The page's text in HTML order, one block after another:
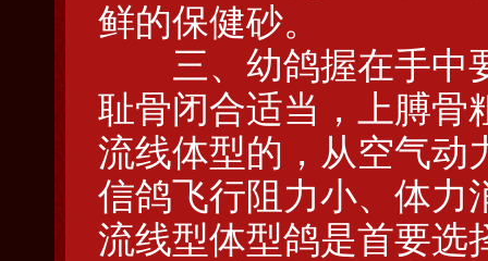
鲜的保健砂。
三、幼鸽握在手中
耻骨闭合适当，上膊骨
流线体型的，从空气动
信鸽飞行阻力小、体力
流线型体型鸽是首要选